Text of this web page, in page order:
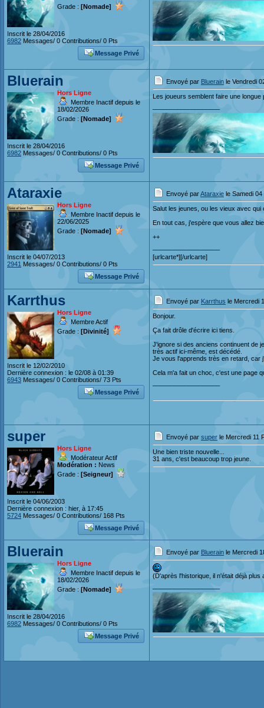
Grade : [Nomade]
Inscrit le 28/04/2016
6982 Messages/ 0 Contributions/ 0 Pts
Message Privé
Bluerain
Hors Ligne
Membre Inactif depuis le
18/02/2026
Grade : [Nomade]
Inscrit le 28/04/2016
6982 Messages/ 0 Contributions/ 0 Pts
Message Privé
Envoyé par Bluerain le Vendredi
Les joueurs semblent faire une
Ataraxie
Hors Ligne
Membre Inactif depuis le
22/06/2025
Grade : [Nomade]
Inscrit le 04/07/2013
2941 Messages/ 0 Contributions/ 0 Pts
Message Privé
Envoyé parAtaraxie le Samedi
Salut les jeunes, ou les vieux avec
En tout cas, j'espère que vous allez
++
[urlcarte*][/urlcarte]
Karrthus
Hors Ligne
Membre Actif
Grade : [Divinité]
Inscrit le 12/02/2010
Dernière connexion : le 02/08 à 01:39
6943 Messages/ 0 Contributions/ 73 Pts
Message Privé
Envoyé par Karrthus le Mercredi
Bonjour.
Ça fait drôle d'écrire ici tiens.
J'ignore si des anciens continuent de
très actif ici-même, est décédé.
Je vous l'apprends très en retard, car
Cela m'a fait un choc, c'est une page
super
Hors Ligne
Modérateur Actif
Modération : News
Grade : [Seigneur]
Inscrit le 04/06/2003
Dernière connexion : hier, à 17:45
5724 Messages/ 0 Contributions/ 168 Pts
Message Privé
Envoyé par super le Mercredi 11
Une bien triste nouvelle...
31 ans, c'est beaucoup trop jeune.
Bluerain
Hors Ligne
Membre Inactif depuis le
18/02/2026
Grade : [Nomade]
Inscrit le 28/04/2016
6982 Messages/ 0 Contributions/ 0 Pts
Message Privé
Envoyé par Bluerain le Mercredi
(D'après l'historique, il n'était déjà